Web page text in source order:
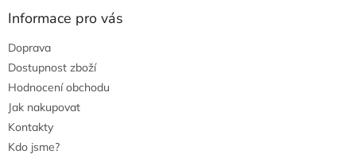
Informace pro vás
Doprava
Dostupnost zboží
Hodnocení obchodu
Jak nakupovat
Kontakty
Kdo jsme?